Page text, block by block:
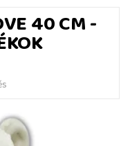
40 CM -